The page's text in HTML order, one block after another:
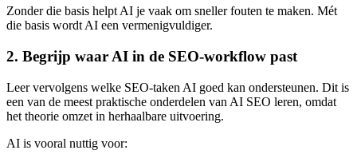
Zonder die basis helpt AI je vaak om sneller fouten te maken. Mét
die basis wordt AI een vermenigvuldiger.
2. Begrijp waar AI in de SEO-workflow past
Leer vervolgens welke SEO-taken AI goed kan ondersteunen. Dit is
een van de meest praktische onderdelen van AI SEO leren, omdat
het theorie omzet in herhaalbare uitvoering.
AI is vooral nuttig voor: